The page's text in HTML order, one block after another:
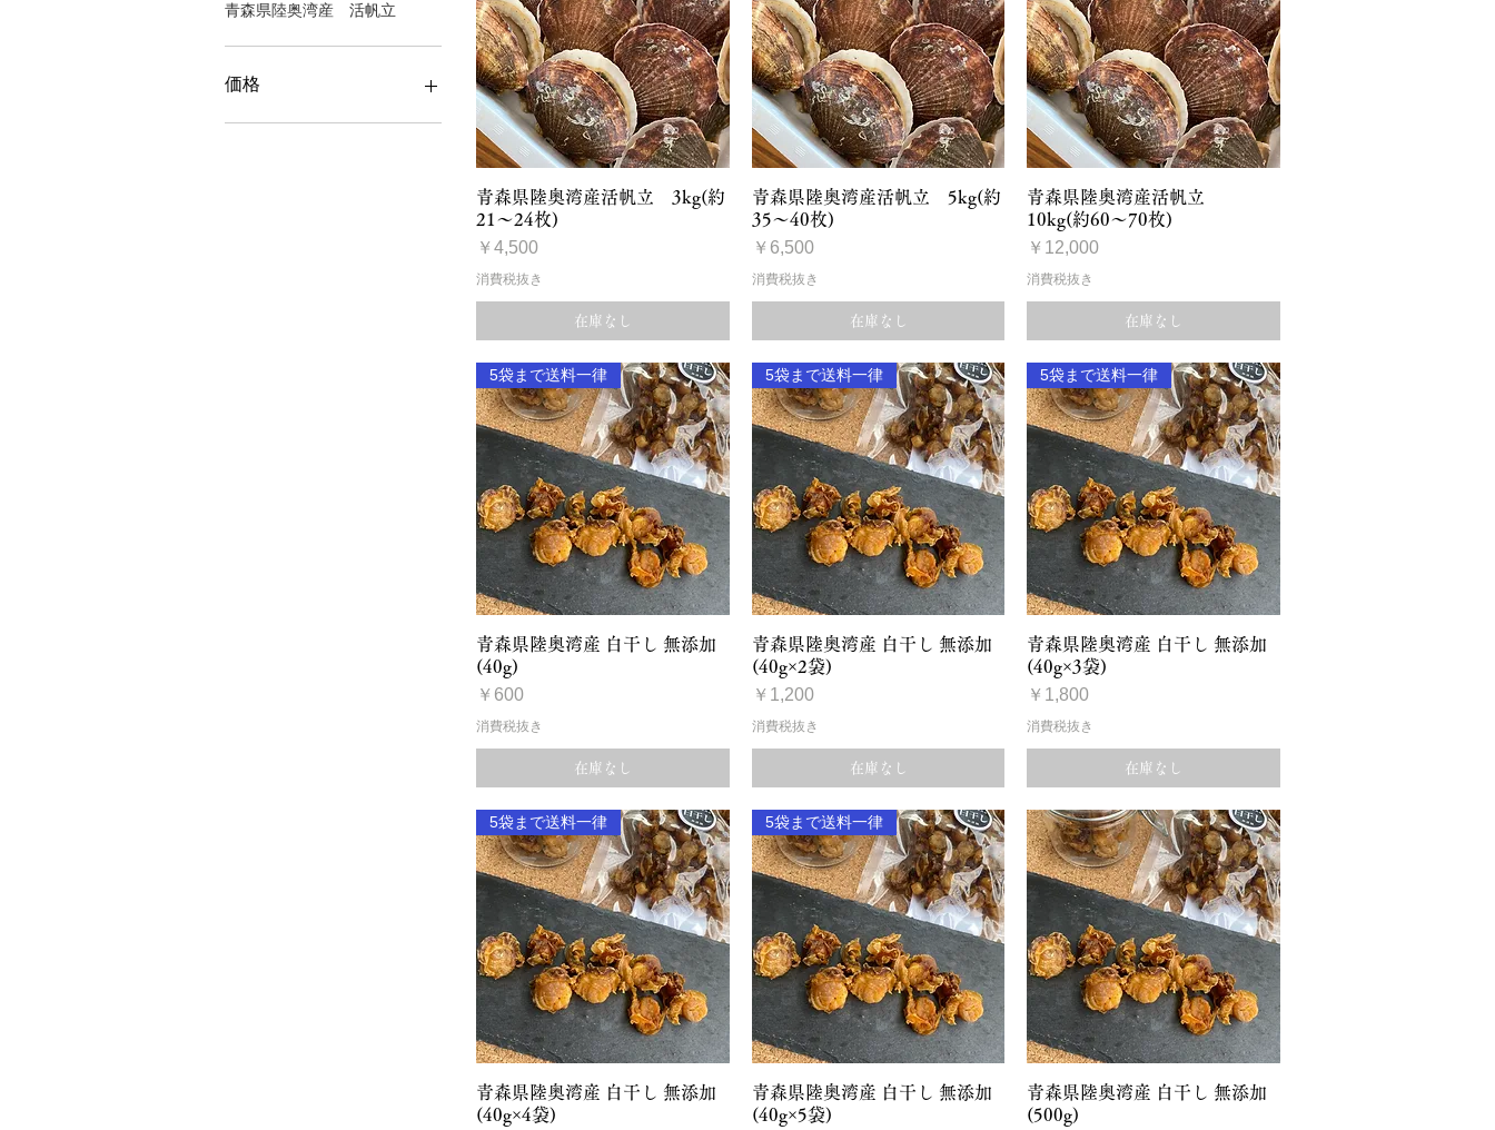
青森県陸奥湾産 活帆立
価格
クイックビュー
青森県陸奥湾産活帆立 3kg(約
21～24枚)
価格
￥4,500
消費税抜き
在庫なし
クイックビュー
青森県陸奥湾産活帆立 5kg(約
35～40枚)
価格
￥6,500
消費税抜き
在庫なし
クイックビュー
青森県陸奥湾産活帆立
10kg(約60～70枚)
価格
￥12,000
消費税抜き
在庫なし
クイックビュー
5袋まで送料一律
青森県陸奥湾産 白干し 無添加
(40g)
価格
￥600
消費税抜き
在庫なし
クイックビュー
5袋まで送料一律
青森県陸奥湾産 白干し 無添加
(40g×2袋)
価格
￥1,200
消費税抜き
在庫なし
クイックビュー
5袋まで送料一律
青森県陸奥湾産 白干し 無添加
(40g×3袋)
価格
￥1,800
消費税抜き
在庫なし
クイックビュー
5袋まで送料一律
青森県陸奥湾産 白干し 無添加
(40g×4袋)
クイックビュー
5袋まで送料一律
青森県陸奥湾産 白干し 無添加
(40g×5袋)
クイックビュー
青森県陸奥湾産 白干し 無添加
(500g)